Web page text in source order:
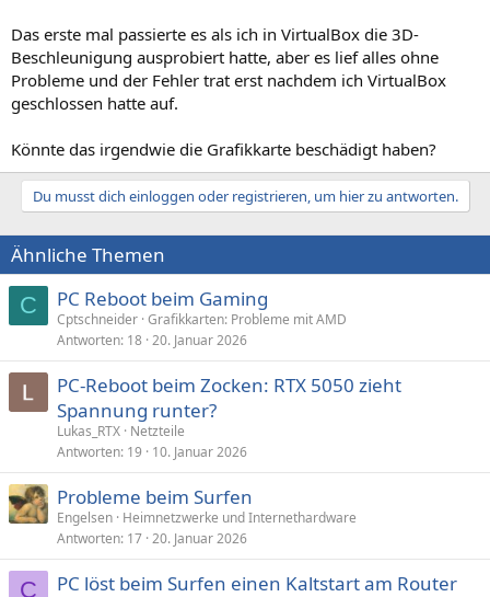
Das erste mal passierte es als ich in VirtualBox die 3D-
Beschleunigung ausprobiert hatte, aber es lief alles ohne
Probleme und der Fehler trat erst nachdem ich VirtualBox
geschlossen hatte auf.
Könnte das irgendwie die Grafikkarte beschädigt haben?
Du musst dich einloggen oder registrieren, um hier zu antworten.
Ähnliche Themen
C PC Reboot beim Gaming
Cptschneider Grafikkarten: Probleme mit AMD
Antworten 18 20. Januar 2026
PC-Reboot beim Zocken: RTX 5050 zieht
Spannung runter?
Lukas_RTX Netzteile
Antworten 19 10. Januar 2026
Probleme beim Surfen
Engelsen Heimnetzwerke und Internethardware
Antworten 17 20. Januar 2026
C
PC löst beim Surfen einen Kaltstart am Router